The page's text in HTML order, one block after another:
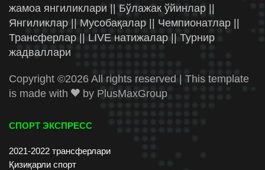
жамоа янгиликлари || Бўлажак ўйинлар ||
Янгиликлар || Мусобақалар || Чемпионатлар ||
Трансферлар || LIVE натижалар || Турнир
жадваллари
Copyright ©2026 All rights reserved | This template
is made with
by PlusMaxGroup
СПОРТ ЭКСПРЕСС
2021-2022 трансферлари
Қизиқарли спорт